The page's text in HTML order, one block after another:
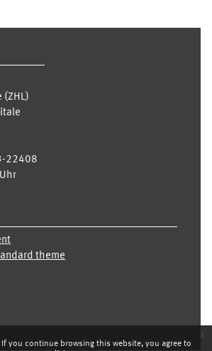
you continue browsing this website, you agree to
x
(ZHL)
22408
theme